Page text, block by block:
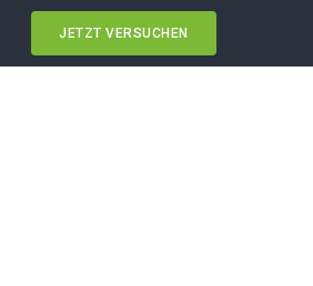
JETZT VERSUCHEN